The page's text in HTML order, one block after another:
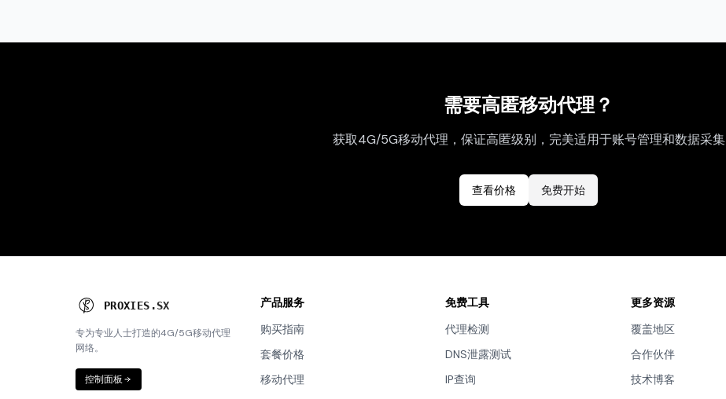
需要高匿移动代理？
获取4G/5G移动代理，保证高匿级别，完美适用于账号管理和数据采集
查看价格 免费开始
PROXIES .SX
专为专业人士打造的4G/5G移动代理
网络。
控制面板
产品服务
购买指南
套餐价格
移动代理
免费工具
代理检测
DNS泄露测试
IP查询
更多资源
覆盖地区
合作伙伴
技术博客